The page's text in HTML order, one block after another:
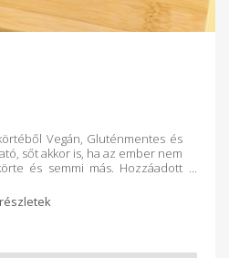
Vegán, Gluténmentes és
sőt akkor is, ha az ember nem
és semmi más. Hozzáadott
Tudtad, hogy a Csinták
dobhatod ki? A Csinta friss,